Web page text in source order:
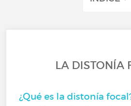
LA DISTONÍA
¿Qué es la distonía